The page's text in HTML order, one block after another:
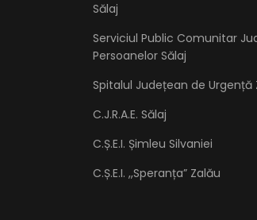
Sălaj
Serviciul Public Comunitar
Persoanelor Sălaj
Spitalul Județean de Urgență
C.J.R.A.E. Sălaj
C.Ș.E.I. Șimleu Silvaniei
C.Ș.E.I. ,,Speranța” Zalău